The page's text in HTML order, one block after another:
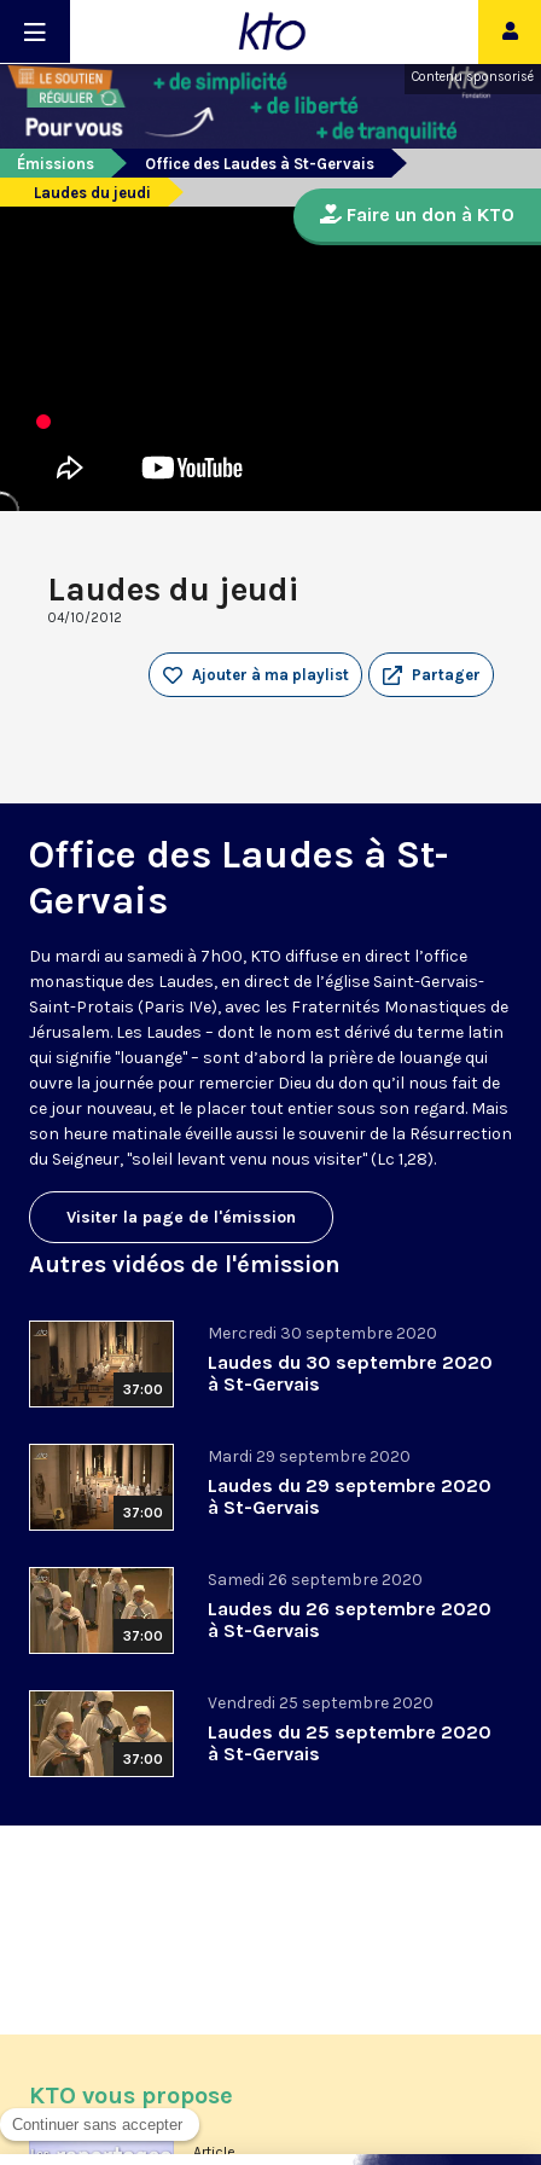
Contenu sponsorisé
Émissions
Office des Laudes à St-Gervais
Laudes du jeudi
Laudes du jeudi
04/10/2012
Partager
Ajouter à ma playlist
Office des Laudes à St-
Gervais
Du mardi au samedi à 7h00, KTO diffuse en direct l’office
monastique des Laudes, en direct de l’église Saint-Gervais-
Saint-Protais (Paris IVe), avec les Fraternités Monastiques de
Jérusalem. Les Laudes – dont le nom est dérivé du terme latin
qui signifie "louange" – sont d’abord la prière de louange qui
ouvre la journée pour remercier Dieu du don qu’il nous fait de
ce jour nouveau, et le placer tout entier sous son regard. Mais
son heure matinale éveille aussi le souvenir de la Résurrection
du Seigneur, "soleil levant venu nous visiter" (Lc 1,28).
Visiter la page de l'émission
Autres vidéos de l'émission
37:00
Mercredi 30 septembre 2020
Laudes du 30 septembre 2020
à St-Gervais
37:00
Mardi 29 septembre 2020
Laudes du 29 septembre 2020
à St-Gervais
37:00
Samedi 26 septembre 2020
Laudes du 26 septembre 2020
à St-Gervais
37:00
Vendredi 25 septembre 2020
Laudes du 25 septembre 2020
à St-Gervais
Faire un don à KTO
KTO vous propose
Article